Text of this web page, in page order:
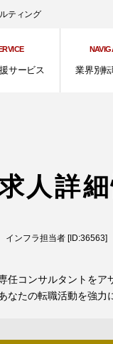
ティング
サービス 業界別
人詳細
ンフラ担当者 [ID:36563]
任コンサルタントをア
なたの転職活動を強力